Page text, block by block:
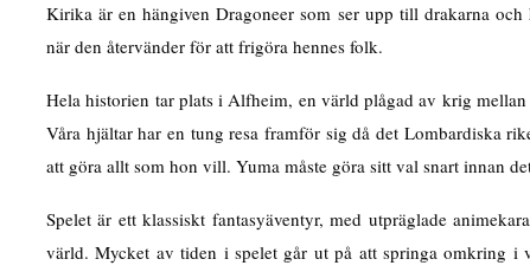
Kirika är en hängiven Dragoneer som ser upp till drakarna
när den återvänder för att frigöra hennes folk.
Hela historien tar plats i Alfheim, en värld plågad av krig
Våra hjältar har en tung resa framför sig då det Lombardiska
att göra allt som hon vill. Yuma måste göra sitt val snart innan
Spelet är ett klassiskt fantasyäventyr, med utpräglade
värld. Mycket av tiden i spelet går ut på att springa omkring i